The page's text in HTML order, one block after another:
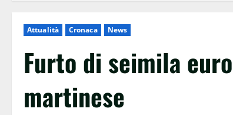
Attualità Cronaca News
Furto di seimila
martinese